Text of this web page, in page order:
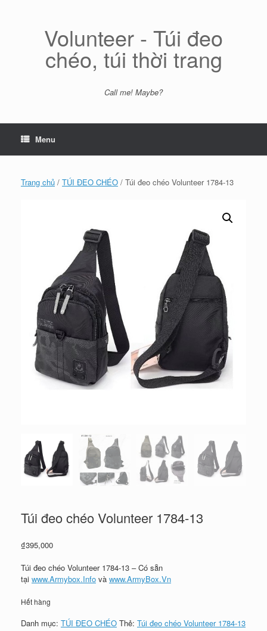
Volunteer - Túi đeo
chéo, túi thời trang
Call me! Maybe?
Menu
Trang chủ / TÚI ĐEO CHÉO / Túi đeo chéo Volunteer 1784-13
Túi đeo chéo Volunteer 1784-13
₫395,000
Túi đeo chéo Volunteer 1784-13 – Có sẵn
tại www.Armybox.Info và www.ArmyBox.Vn
Hết hàng
Danh mục: TÚI ĐEO CHÉO Thẻ: Túi đeo chéo Volunteer 1784-13